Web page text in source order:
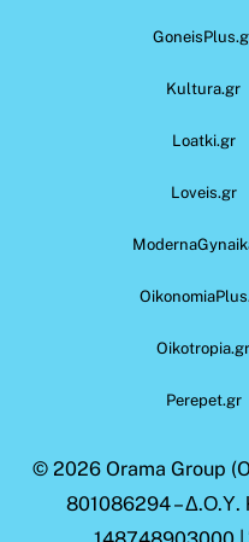
Kultura.gr
Loatki.gr
Loveis.gr
Oikotropia.gr
Perepet.gr
© 2026 Orama Group
801086294 –